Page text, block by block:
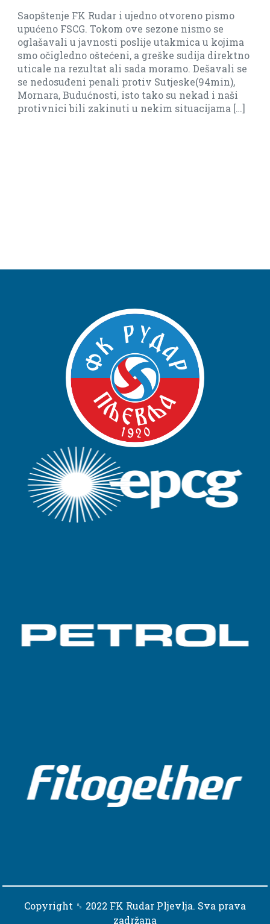
pismo
se
u kojima
direktno
Dešavali se
i naši
[…]
Imamo dever finala do kraja da
baraža(ostanak bez baraza je
biti realni i reći da je sad daleko).
Copyright ␈ 2022 FK Rudar Pljevlja. Sva prava
zadržana